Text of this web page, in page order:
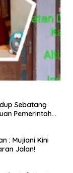
Sebatang
Pemerintah
: Mujiani Kini
Jalan!